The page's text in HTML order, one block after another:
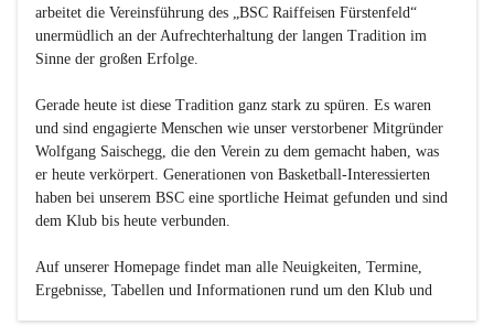
arbeitet die Vereinsführung des „BSC Raiffeisen Fürstenfeld“
unermüdlich an der Aufrechterhaltung der langen Tradition im
Sinne der großen Erfolge.
Gerade heute ist diese Tradition ganz stark zu spüren. Es waren
und sind engagierte Menschen wie unser verstorbener Mitgründer
Wolfgang Saischegg, die den Verein zu dem gemacht haben, was
er heute verkörpert. Generationen von Basketball-Interessierten
haben bei unserem BSC eine sportliche Heimat gefunden und sind
dem Klub bis heute verbunden.
Auf unserer Homepage findet man alle Neuigkeiten, Termine,
Ergebnisse, Tabellen und Informationen rund um den Klub und